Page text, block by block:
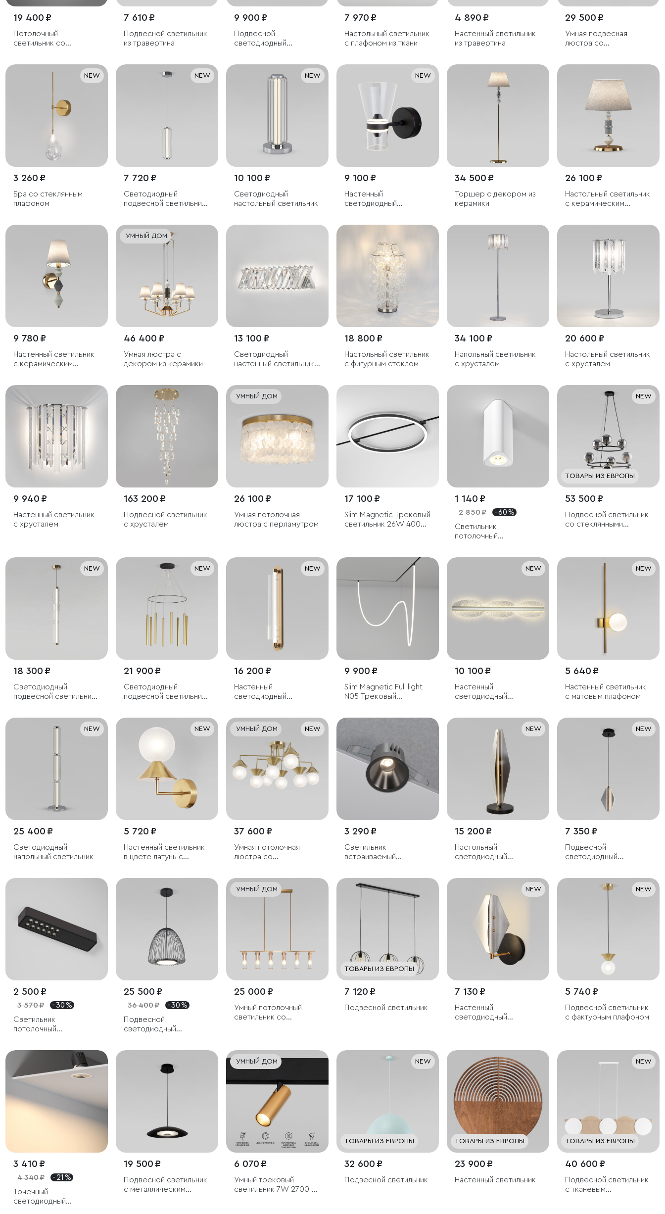
19 400 ₽
Потолочный
светильник со
7 610 ₽
Подвесной светильник
из травертина
9 900 ₽
Подвесной
светодиодный
7 970 ₽
Настольный светильник
с плафоном из ткани
4 890 ₽
Настенный светильник
из травертина
29 500 ₽
Умная подвесная
люстра со
NEW
3 260 ₽
Бра со стеклянным
плафоном
NEW
7 720 ₽
Светодиодный
подвесной светильник
NEW
10 100 ₽
Светодиодный
настольный светильник
NEW
9 100 ₽
Настенный
светодиодный
34 500 ₽
Торшер с декором из
керамики
26 100 ₽
Настольный светильник
с керамическим
9 780 ₽
Настенный светильник
с керамическим
УМНЫЙ ДОМ
46 400 ₽
Умная люстра с
декором из керамики
13 100 ₽
Светодиодный
настенный светильник с
18 800 ₽
Настольный светильник
с фигурным стеклом
34 100 ₽
Напольный светильник
с хрусталем
20 600 ₽
Настольный светильник
с хрусталем
9 940 ₽
Настенный светильник
с хрусталем
163 200 ₽
Подвесной светильник
с хрусталем
УМНЫЙ ДОМ
26 100 ₽
Умная потолочная
люстра с перламутром
17 100 ₽
Slim Magnetic Трековый
светильник 26W 4000K
1 140 ₽
2 850 ₽
- 60 %
Светильник
потолочный
NEW
ТОВАРЫ ИЗ ЕВРОПЫ
53 500 ₽
Подвесной светильник
со стеклянными
NEW
18 300 ₽
Светодиодный
подвесной светильник
2700/3000/4200 К
NEW
21 900 ₽
Светодиодный
подвесной светильник
NEW
16 200 ₽
Настенный
светодиодный
цветовой температуры
2700/3000/4200 К
9 900 ₽
Slim Magnetic Full light
N05 Трековый
NEW
10 100 ₽
Настенный
светодиодный
NEW
5 640 ₽
Настенный светильник
с матовым плафоном
NEW
25 400 ₽
Светодиодный
напольный светильник
NEW
5 720 ₽
Настенный светильник
в цвете латунь с
УМНЫЙ ДОМ NEW
37 600 ₽
Умная потолочная
люстра со
3 290 ₽
Светильник
встраиваемый
NEW
15 200 ₽
Настольный
светодиодный
NEW
7 350 ₽
Подвесной
светодиодный
2 500 ₽
3 570 ₽
- 30 %
Светильник
потолочный
25 500 ₽
36 400 ₽
- 30 %
Подвесной
светодиодный
УМНЫЙ ДОМ
25 000 ₽
Умный потолочный
светильник со
ТОВАРЫ ИЗ ЕВРОПЫ
7 120 ₽
Подвесной светильник
NEW
7 130 ₽
Настенный
светодиодный
NEW
5 740 ₽
Подвесной светильник
с фактурным плафоном
3 410 ₽
4 340 ₽
- 21 %
Точечный
светодиодный
19 500 ₽
Подвесной светильник
с металлическим
УМНЫЙ ДОМ
6 070 ₽
Умный трековый
светильник 7W 2700-
NEW
ТОВАРЫ ИЗ ЕВРОПЫ
32 600 ₽
Подвесной светильник
ТОВАРЫ ИЗ ЕВРОПЫ
23 900 ₽
Настенный светильник
NEW
ТОВАРЫ ИЗ ЕВРОПЫ
40 600 ₽
Подвесной светильник
с тканевым